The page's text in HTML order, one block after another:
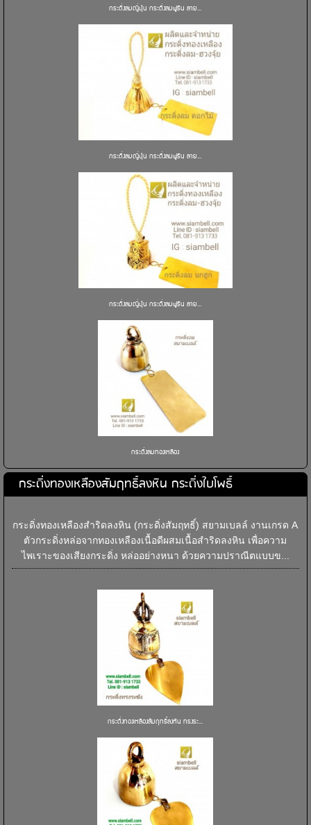
กระดิ่งลมญี่ปุ่น กระดิ่งลมฟูริน ลาย...
กระดิ่งลมญี่ปุ่น กระดิ่งลมฟูริน ลาย...
กระดิ่งลมญี่ปุ่น กระดิ่งลมฟูริน ลาย...
กระดิ่งลมทองเหลือง
กระดิ่งทองเหลืองสัมฤทธิ์ลงหิน กระดิ่งใบโพธิ์
กระดิ่งทองเหลืองสำริดลงหิน (กระดิ่งสัมฤทธิ์) สยามเบลล์ งานเกรด A
ตัวกระดิ่งหล่อจากทองเหลืองเนื้อดีผสมเนื้อสำริดลงหิน เพื่อความ
ไพเราะของเสียงกระดิ่ง หล่ออย่างหนา ด้วยความปราณีตแบบข...
กระดิ่งทองเหลืองสัมฤทธิ์ลงหิน ทรงระ...